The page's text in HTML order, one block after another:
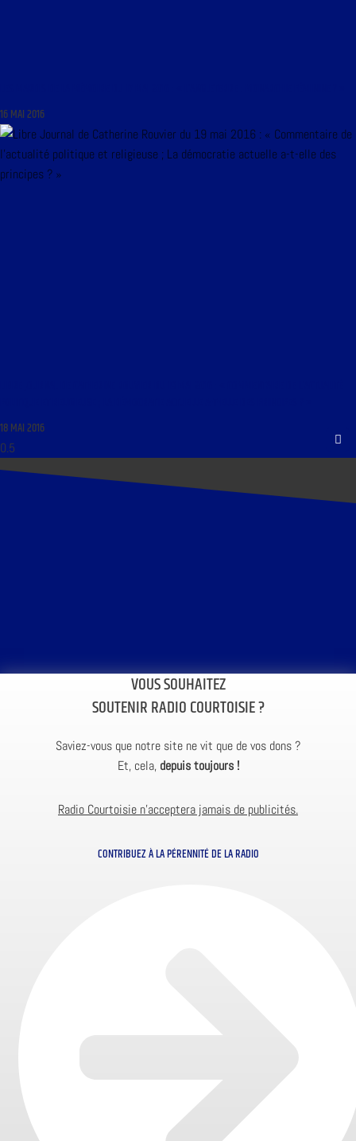
16 MAI 2016
18 MAI 2016
VOUS SOUHAITEZ
SOUTENIR RADIO COURTOISIE ?
Saviez-vous que notre site ne vit que de vos dons ?
Et, cela, depuis toujours !
Radio Courtoisie n’acceptera jamais de publicités.
CONTRIBUEZ À LA PÉRENNITÉ DE LA RADIO